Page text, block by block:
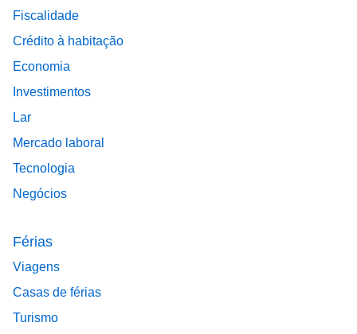
Fiscalidade
Crédito à habitação
Economia
Investimentos
Lar
Mercado laboral
Tecnologia
Negócios
Férias
Viagens
Casas de férias
Turismo